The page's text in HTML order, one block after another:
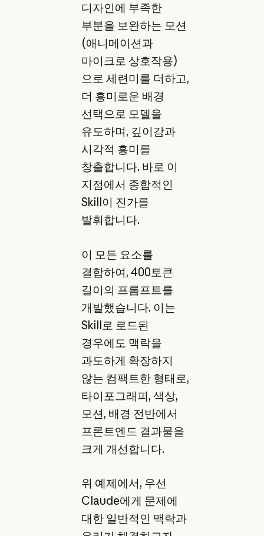
디자인에 부족한
부분을 보완하는 모션
(애니메이션과
마이크로 상호작용)
으로 세련미를 더하고,
더 흥미로운 배경
선택으로 모델을
유도하며, 깊이감과
시각적 흥미를
창출합니다. 바로 이
지점에서 종합적인
Skill이 진가를
발휘합니다.
이 모든 요소를
결합하여, 400토큰
길이의 프롬프트를
개발했습니다. 이는
Skill로 로드된
경우에도 맥락을
과도하게 확장하지
않는 컴팩트한 형태로,
타이포그래피, 색상,
모션, 배경 전반에서
프론트엔드 결과물을
크게 개선합니다.
위 예제에서, 우선
Claude에게 문제에
대한 일반적인 맥락과